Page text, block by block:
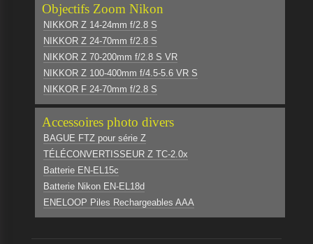
Objectifs Zoom Nikon
NIKKOR Z 14-24mm f/2.8 S
NIKKOR Z 24-70mm f/2.8 S
NIKKOR Z 70-200mm f/2.8 S VR
NIKKOR Z 100-400mm f/4.5-5.6 VR S
NIKKOR F 24-70mm f/2.8 S
Accessoires photo divers
BAGUE FTZ pour série Z
TÉLÉCONVERTISSEUR Z TC-2.0x
Batterie EN-EL15c
Batterie Nikon EN-EL18d
ENELOOP Piles Rechargeables AAA